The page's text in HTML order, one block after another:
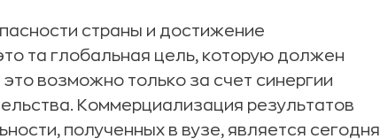
страны и достижение
та глобальная цель, которую должен
возможно только за счет синергии
Коммерциализация результатов
полученных в вузе, является сегодня